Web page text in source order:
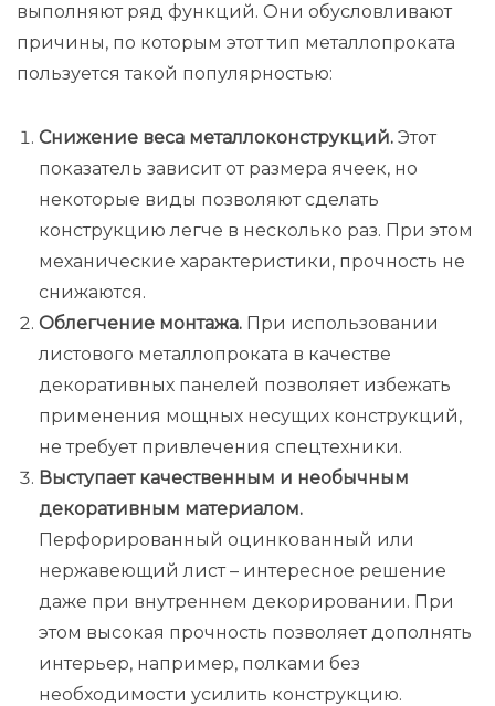
выполняют ряд функций. Они обусловливают
причины, по которым этот тип металлопроката
пользуется такой популярностью:
Снижение веса металлоконструкций. Этот
показатель зависит от размера ячеек, но
некоторые виды позволяют сделать
конструкцию легче в несколько раз. При этом
механические характеристики, прочность не
снижаются.
Облегчение монтажа. При использовании
листового металлопроката в качестве
декоративных панелей позволяет избежать
применения мощных несущих конструкций,
не требует привлечения спецтехники.
Выступает качественным и необычным
декоративным материалом.
Перфорированный оцинкованный или
нержавеющий лист – интересное решение
даже при внутреннем декорировании. При
этом высокая прочность позволяет дополнять
интерьер, например, полками без
необходимости усилить конструкцию.